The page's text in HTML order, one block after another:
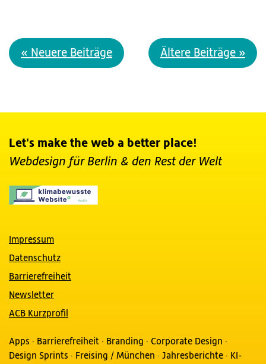
« Neuere Beiträge Ältere Beiträge »
Let's make the web a better place!
Webdesign für Berlin & den Rest der Welt
Impressum
Datenschutz
Barrierefreiheit
Newsletter
ACB Kurzprofil
Apps · Barrierefreiheit · Branding · Corporate Design ·
Design Sprints · Freising / München · Jahresberichte · KI-